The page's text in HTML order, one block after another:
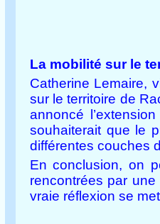
La mobilité sur le
Catherine Lemaire,
sur le territoire de
annoncé
souhaiterait que le
différentes couches
En conclusion, on
rencontrées par
vraie réflexion se